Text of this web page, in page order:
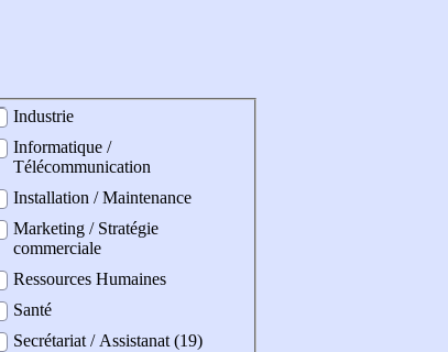
Industrie
Informatique /
Télécommunication
Installation / Maintenance
Marketing / Stratégie
commerciale
Ressources Humaines
Santé
Secrétariat / Assistanat (19)